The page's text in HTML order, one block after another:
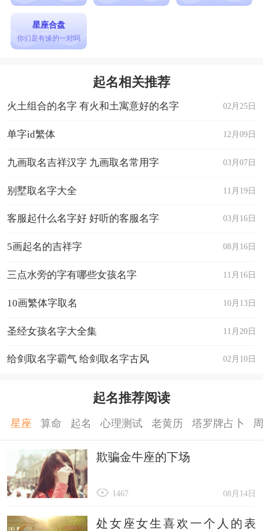
星座合盘
你们是有缘的一对吗
起名相关推荐
02月25日
火土组合的名字 有火和土寓意好的名字
12月09日
单字id繁体
03月07日
九画取名吉祥汉字 九画取名常用字
11月19日
别墅取名字大全
03月16日
客服起什么名字好 好听的客服名字
08月16日
5画起名的吉祥字
11月16日
三点水旁的字有哪些女孩名字
10月13日
10画繁体字取名
11月20日
圣经女孩名字大全集
02月10日
给剑取名字霸气 给剑取名字古风
起名推荐阅读
星座 算命 起名 心理测试 老黄历 塔罗牌占卜
欺骗金牛座的下场
08月14日
1467
处女座女生喜欢一个人的表